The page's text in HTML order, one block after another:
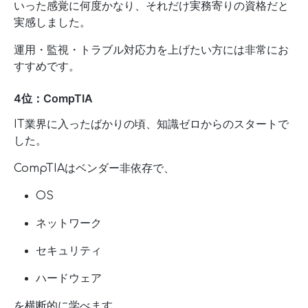
いった感覚に何度かなり、それだけ実務寄りの資格だと
実感しました。
運用・監視・トラブル対応力を上げたい方には非常にお
すすめです。
4位：CompTIA
IT業界に入ったばかりの頃、知識ゼロからのスタートで
した。
CompTIAはベンダー非依存で、
OS
ネットワーク
セキュリティ
ハードウェア